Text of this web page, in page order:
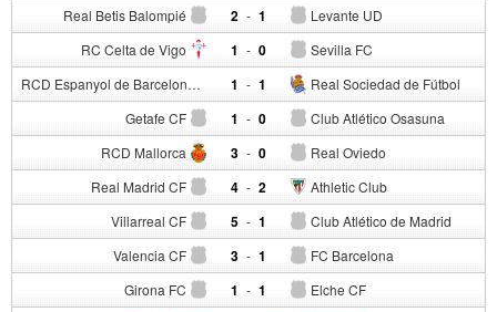
Real Betis Balompié 2 - Levante UD
1
RC Celta de Vigo 1 - Sevilla FC
0
RCD Espanyol de Barcelona 1 - Real Sociedad de Fútbol
1
Getafe CF 1 - Club Atlético Osasuna
0
RCD Mallorca 3 - Real Oviedo
0
Real Madrid CF 4 - Athletic Club
2
Villarreal CF 5 - Club Atlético de Madrid
1
Valencia CF 3 - FC Barcelona
1
Girona FC 1 - Elche CF
1